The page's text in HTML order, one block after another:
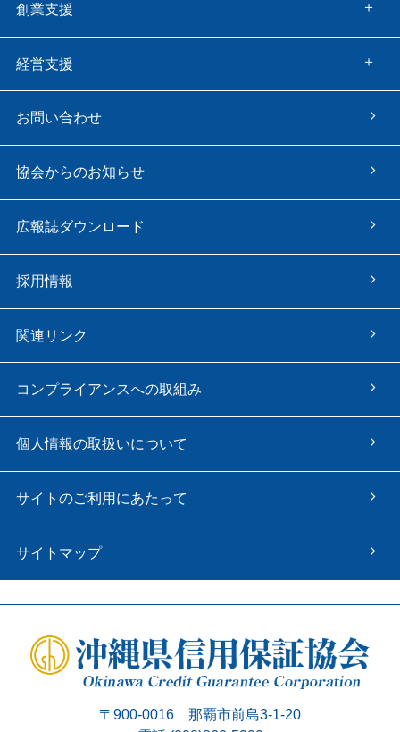
創業支援
経営支援
お問い合わせ
協会からのお知らせ
広報誌ダウンロード
採用情報
関連リンク
コンプライアンスへの取組み
個人情報の取扱いについて
サイトのご利用にあたって
サイトマップ
〒900-0016 那覇市前島3-1-20